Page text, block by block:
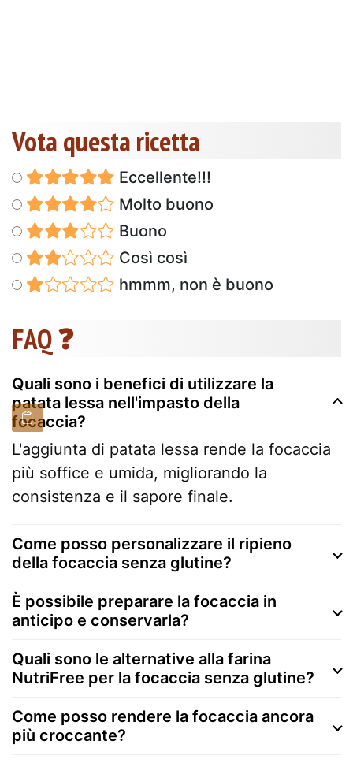
Vota questa ricetta
Eccellente!!!
Molto buono
Buono
Così così
hmmm, non è buono
FAQ ❓
Quali sono i benefici di utilizzare la
patata lessa nell'impasto della
focaccia?
L'aggiunta di patata lessa rende la focaccia
più soffice e umida, migliorando la
consistenza e il sapore finale.
Come posso personalizzare il ripieno
della focaccia senza glutine?
È possibile preparare la focaccia in
anticipo e conservarla?
Quali sono le alternative alla farina
NutriFree per la focaccia senza glutine?
Come posso rendere la focaccia ancora
più croccante?